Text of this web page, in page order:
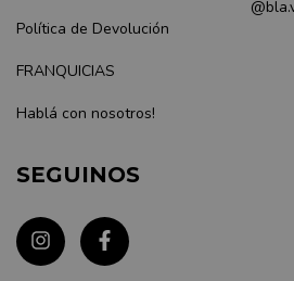
Política de Devolución
FRANQUICIAS
Hablá con nosotros!
SEGUINOS